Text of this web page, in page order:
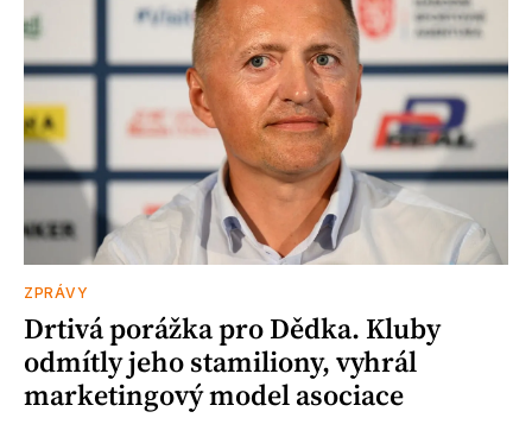
ZPRÁVY
Drtivá porážka pro Dědka. Kluby
odmítly jeho stamiliony, vyhrál
marketingový model asociace